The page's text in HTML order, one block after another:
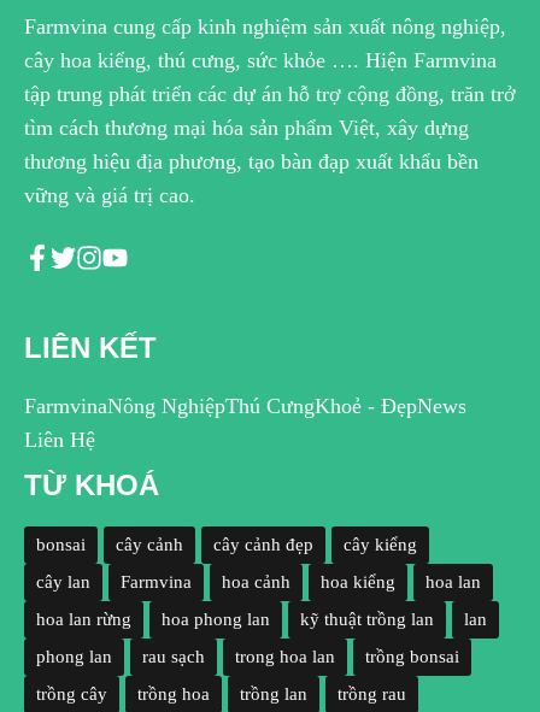
Farmvina cung cấp kinh nghiệm sản xuất nông nghiệp,
cây hoa kiểng, thú cưng, sức khỏe …. Hiện Farmvina
tập trung phát triển các dự án hỗ trợ cộng đồng, trăn trở
tìm cách thương mại hóa sản phẩm Việt, xây dựng
thương hiệu địa phương, tạo bàn đạp xuất khẩu bền
vững và giá trị cao.
LIÊN KẾT
FarmvinaNông NghiệpThú CưngKhoẻ - ĐẹpNews
Liên Hệ
TỪ KHOÁ
bonsai cây cảnh cây cảnh đẹp
cây kiểng
cây lan
Farmvina hoa cảnh hoa kiểng
hoa lan
hoa lan rừng
hoa phong lan kỹ thuật trồng lan
lan
phong lan
rau sạch trong hoa lan
trồng bonsai
trồng cây
trồng hoa trồng lan trồng rau